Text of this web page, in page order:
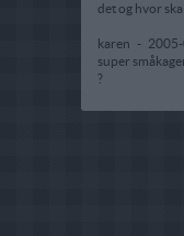
det og hvor
karen -
super
?